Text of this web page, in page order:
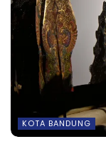
KOTA BANDUNG